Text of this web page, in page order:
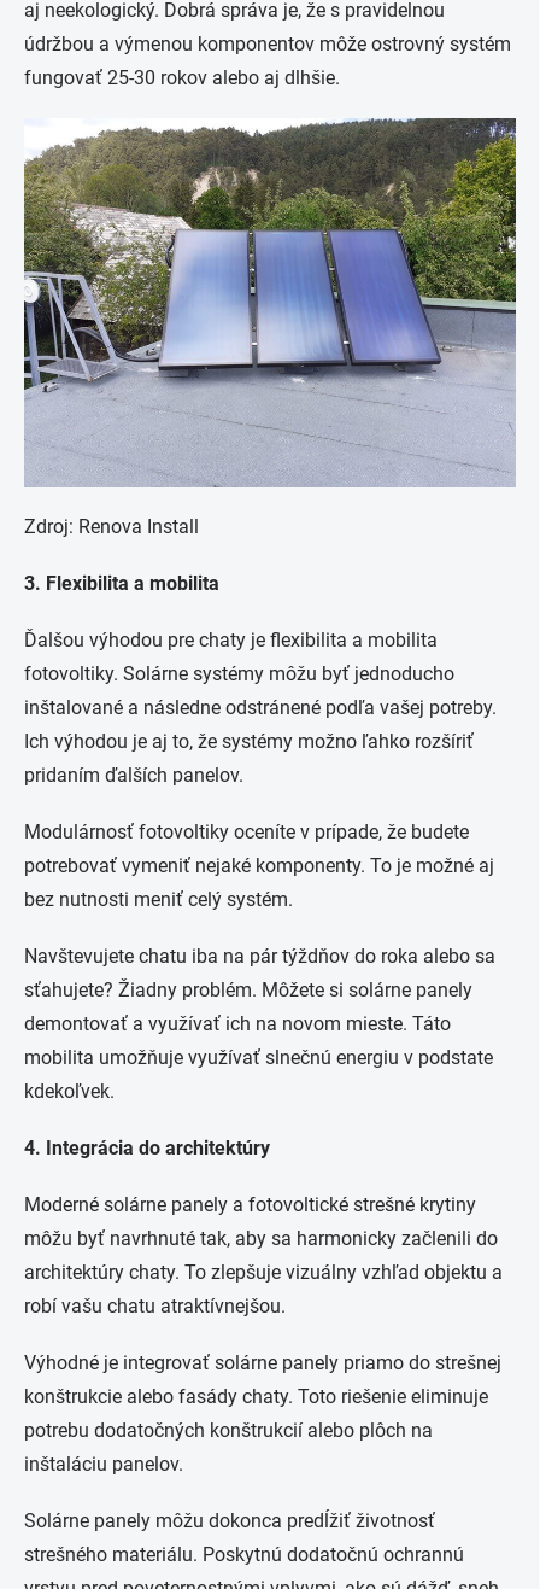
aj neekologický. Dobrá správa je, že s pravidelnou
údržbou a výmenou komponentov môže ostrovný systém
fungovať 25-30 rokov alebo aj dlhšie.
Zdroj: Renova Install
3. Flexibilita a mobilita
Ďalšou výhodou pre chaty je flexibilita a mobilita
fotovoltiky. Solárne systémy môžu byť jednoducho
inštalované a následne odstránené podľa vašej potreby.
Ich výhodou je aj to, že systémy možno ľahko rozšíriť
pridaním ďalších panelov.
Modulárnosť fotovoltiky oceníte v prípade, že budete
potrebovať vymeniť nejaké komponenty. To je možné aj
bez nutnosti meniť celý systém.
Navštevujete chatu iba na pár týždňov do roka alebo sa
sťahujete? Žiadny problém. Môžete si solárne panely
demontovať a využívať ich na novom mieste. Táto
mobilita umožňuje využívať slnečnú energiu v podstate
kdekoľvek.
4. Integrácia do architektúry
Moderné solárne panely a fotovoltické strešné krytiny
môžu byť navrhnuté tak, aby sa harmonicky začlenili do
architektúry chaty. To zlepšuje vizuálny vzhľad objektu a
robí vašu chatu atraktívnejšou.
Výhodné je integrovať solárne panely priamo do strešnej
konštrukcie alebo fasády chaty. Toto riešenie eliminuje
potrebu dodatočných konštrukcií alebo plôch na
inštaláciu panelov.
Solárne panely môžu dokonca predĺžiť životnosť
strešného materiálu. Poskytnú dodatočnú ochrannú